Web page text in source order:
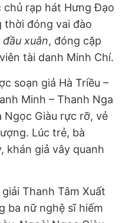
chủ rạp hát Hưng Đạo
thời đóng vai đào
xuân, đóng cặp
tài danh Minh Chí.
soạn giả Hà Triều –
Minh – Thanh Nga
Ngọc Giàu rực rỡ, vẻ
Lúc trẻ, bà
khán giả vây quanh
Thanh Tâm Xuất
ba nữ nghệ sĩ hiếm